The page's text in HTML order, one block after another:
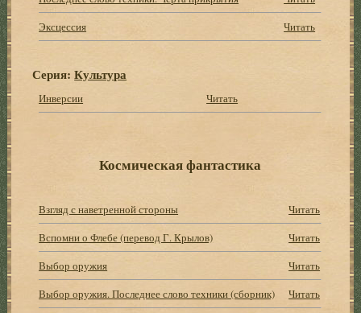
Эксцессия
Читать
Серия:Культура
Инверсии Читать
Космическая фантастика
Взгляд с наветренной стороны
Читать
Вспомни о Флебе (перевод Г. Крылов)
Читать
Выбор оружия
Читать
Выбор оружия. Последнее слово техники (сборник)
Читать